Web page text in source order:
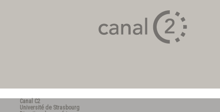
Canal C2
Université de Strasbourg